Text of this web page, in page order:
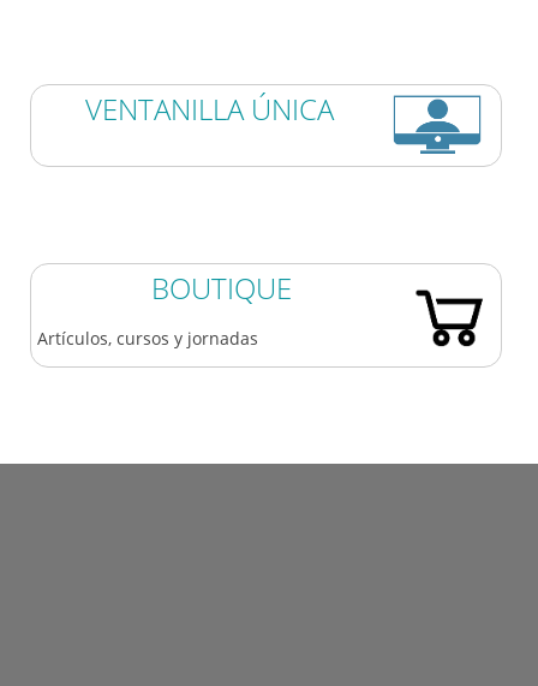
VENTANILLA ÚNICA
BOUTIQUE
Artículos, cursos y jornadas